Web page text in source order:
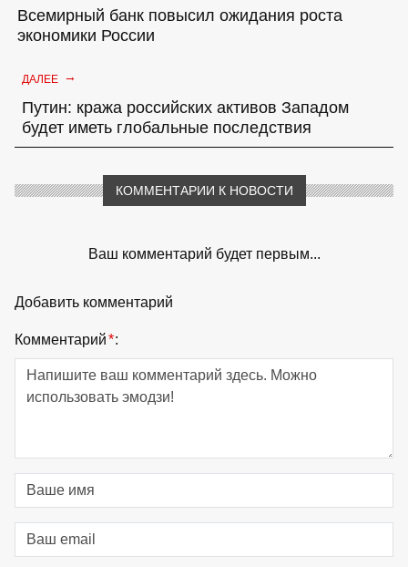
Всемирный банк повысил ожидания роста
экономики России
ДАЛЕЕ →
Путин: кража российских активов Западом
будет иметь глобальные последствия
КОММЕНТАРИИ К НОВОСТИ
Ваш комментарий будет первым...
Добавить комментарий
Комментарий*: